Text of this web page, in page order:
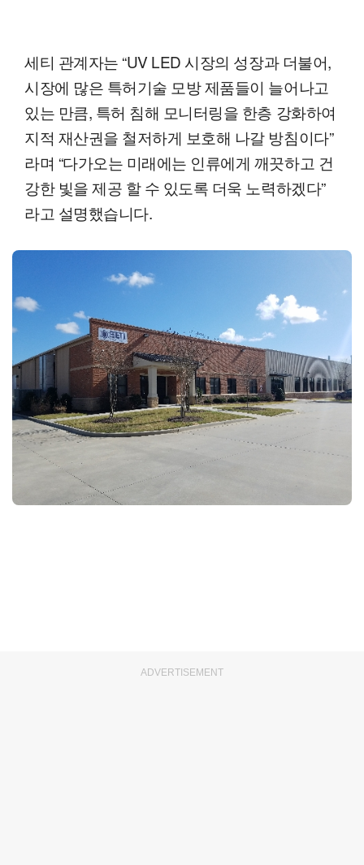
세티 관계자는 “UV LED 시장의 성장과 더불어,
시장에 많은 특허기술 모방 제품들이 늘어나고
있는 만큼, 특허 침해 모니터링을 한층 강화하여
지적 재산권을 철저하게 보호해 나갈 방침이다”
라며 “다가오는 미래에는 인류에게 깨끗하고 건
강한 빛을 제공 할 수 있도록 더욱 노력하겠다”
라고 설명했습니다.
ADVERTISEMENT